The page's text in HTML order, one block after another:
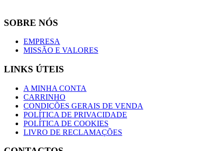
SOBRE NÓS
EMPRESA
MISSÃO E VALORES
LINKS ÚTEIS
A MINHA CONTA
CARRINHO
CONDIÇÕES GERAIS DE VENDA
POLÍTICA DE PRIVACIDADE
POLÍTICA DE COOKIES
LIVRO DE RECLAMAÇÕES